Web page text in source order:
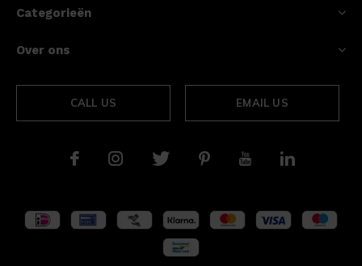
Categorieën
Over ons
CALL US EMAIL US